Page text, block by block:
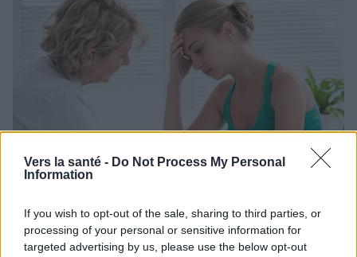
Vers la santé - Do Not Process My Personal
Information
If you wish to opt-out of the sale, sharing to third parties, or
processing of your personal or sensitive information for
targeted advertising by us, please use the below opt-out